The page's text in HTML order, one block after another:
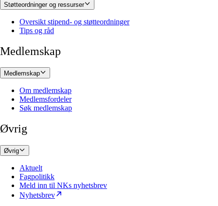
Støtteordninger og ressurser
Oversikt stipend- og støtteordninger
Tips og råd
Medlemskap
Medlemskap
Om medlemskap
Medlemsfordeler
Søk medlemskap
Øvrig
Øvrig
Aktuelt
Fagpolitikk
Meld inn til NKs nyhetsbrev
Nyhetsbrev